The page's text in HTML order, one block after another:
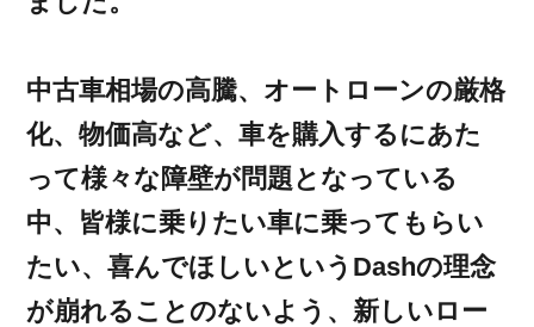
中古車相場の高騰、オートローンの厳格
化、物価高など、車を購入するにあた
って様々な障壁が問題となっている
中、皆様に乗りたい車に乗ってもらい
たい、喜んでほしいというDashの理念
が崩れることのないよう、新しいロー